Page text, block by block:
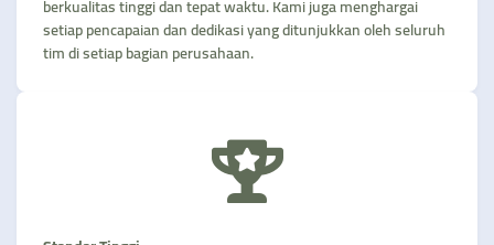
berkualitas tinggi dan tepat waktu. Kami juga menghargai
setiap pencapaian dan dedikasi yang ditunjukkan oleh seluruh
tim di setiap bagian perusahaan.